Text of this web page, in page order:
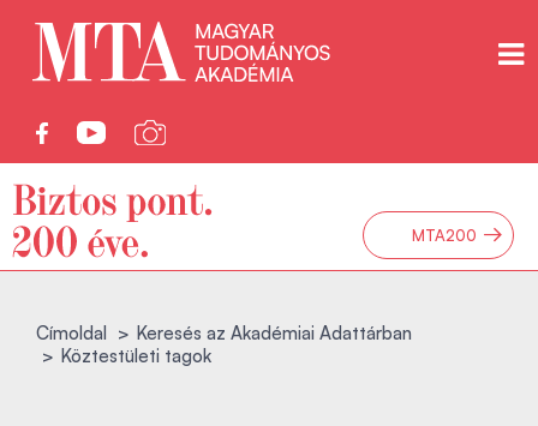
MTA200 →
Címoldal
Keresés az Akadémiai Adattárban
Köztestületi tagok